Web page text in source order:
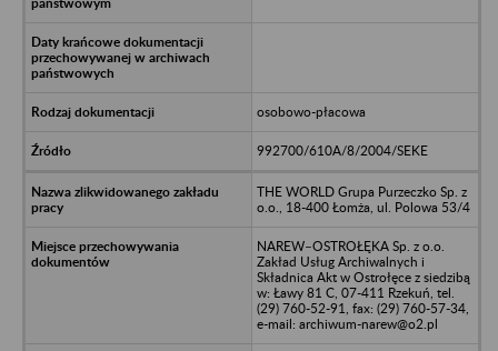
osobowo-płacowa
992700/610A/8/2004/SEKE
THE WORLD Grupa Purzeczko Sp. z
o.o., 18-400 Łomża, ul. Polowa 53/4
NAREW–OSTROŁĘKA Sp. z o.o.
Zakład Usług Archiwalnych i
Składnica Akt w Ostrołęce z siedzibą
w: Ławy 81 C, 07-411 Rzekuń, tel.
(29) 760-52-91, fax: (29) 760-57-34,
e-mail: archiwum-narew@o2.pl